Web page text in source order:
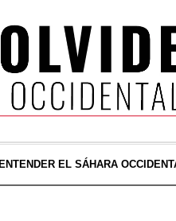
ENTENDER EL SÁHARA